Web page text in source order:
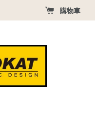
購物車